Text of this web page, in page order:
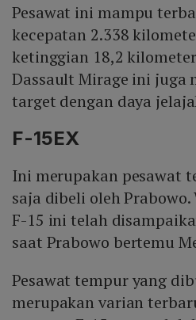
Pesawat ini mampu
kecepatan 2.338
ketinggian 18,2
Dassault Mirage ini juga
target dengan daya
F-15EX
Ini merupakan pesawat
saja dibeli oleh
F-15 ini telah
saat Prabowo bertemu
Pesawat tempur yang
merupakan varian